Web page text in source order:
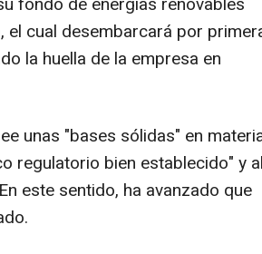
el cual desembarcará por
la huella de la empresa en
unas "bases sólidas" en
regulatorio bien establecido" y al
este sentido, ha avanzado que